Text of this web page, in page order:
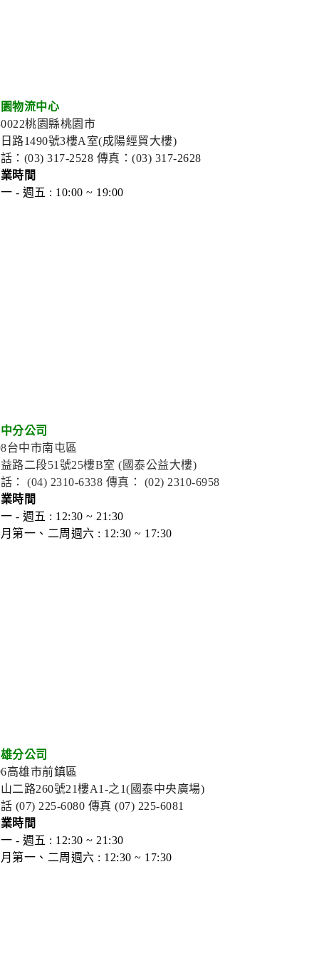
物流中心
桃園縣桃園市
路1490號3樓A室(成陽經貿大樓)
：(03) 317-2528 傳真：(03) 317-2628
時間
- 週五 : 10:00 ~ 19:00
分公司
台中市南屯區
路二段51號25樓B室 (國泰公益大樓)
： (04) 2310-6338 傳真： (02) 2310-6958
時間
- 週五 : 12:30 ~ 21:30
第一、二周週六 : 12:30 ~ 17:30
分公司
高雄市前鎮區
二路260號21樓A1-之1(國泰中央廣場)
(07) 225-6080 傳真 (07) 225-6081
時間
- 週五 : 12:30 ~ 21:30
第一、二周週六 : 12:30 ~ 17:30